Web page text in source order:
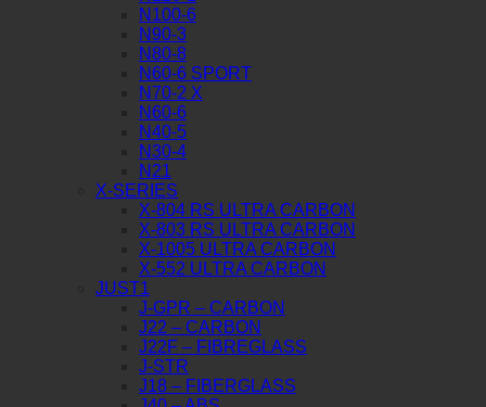
N100-6
N90-3
N80-8
N60-6 SPORT
N70-2 X
N60-6
N40-5
N30-4
N21
X-SERIES
X-804 RS ULTRA CARBON
X-803 RS ULTRA CARBON
X-1005 ULTRA CARBON
X-552 ULTRA CARBON
JUST1
J-GPR – CARBON
J22 – CARBON
J22F – FIBREGLASS
J-STR
J18 – FIBERGLASS